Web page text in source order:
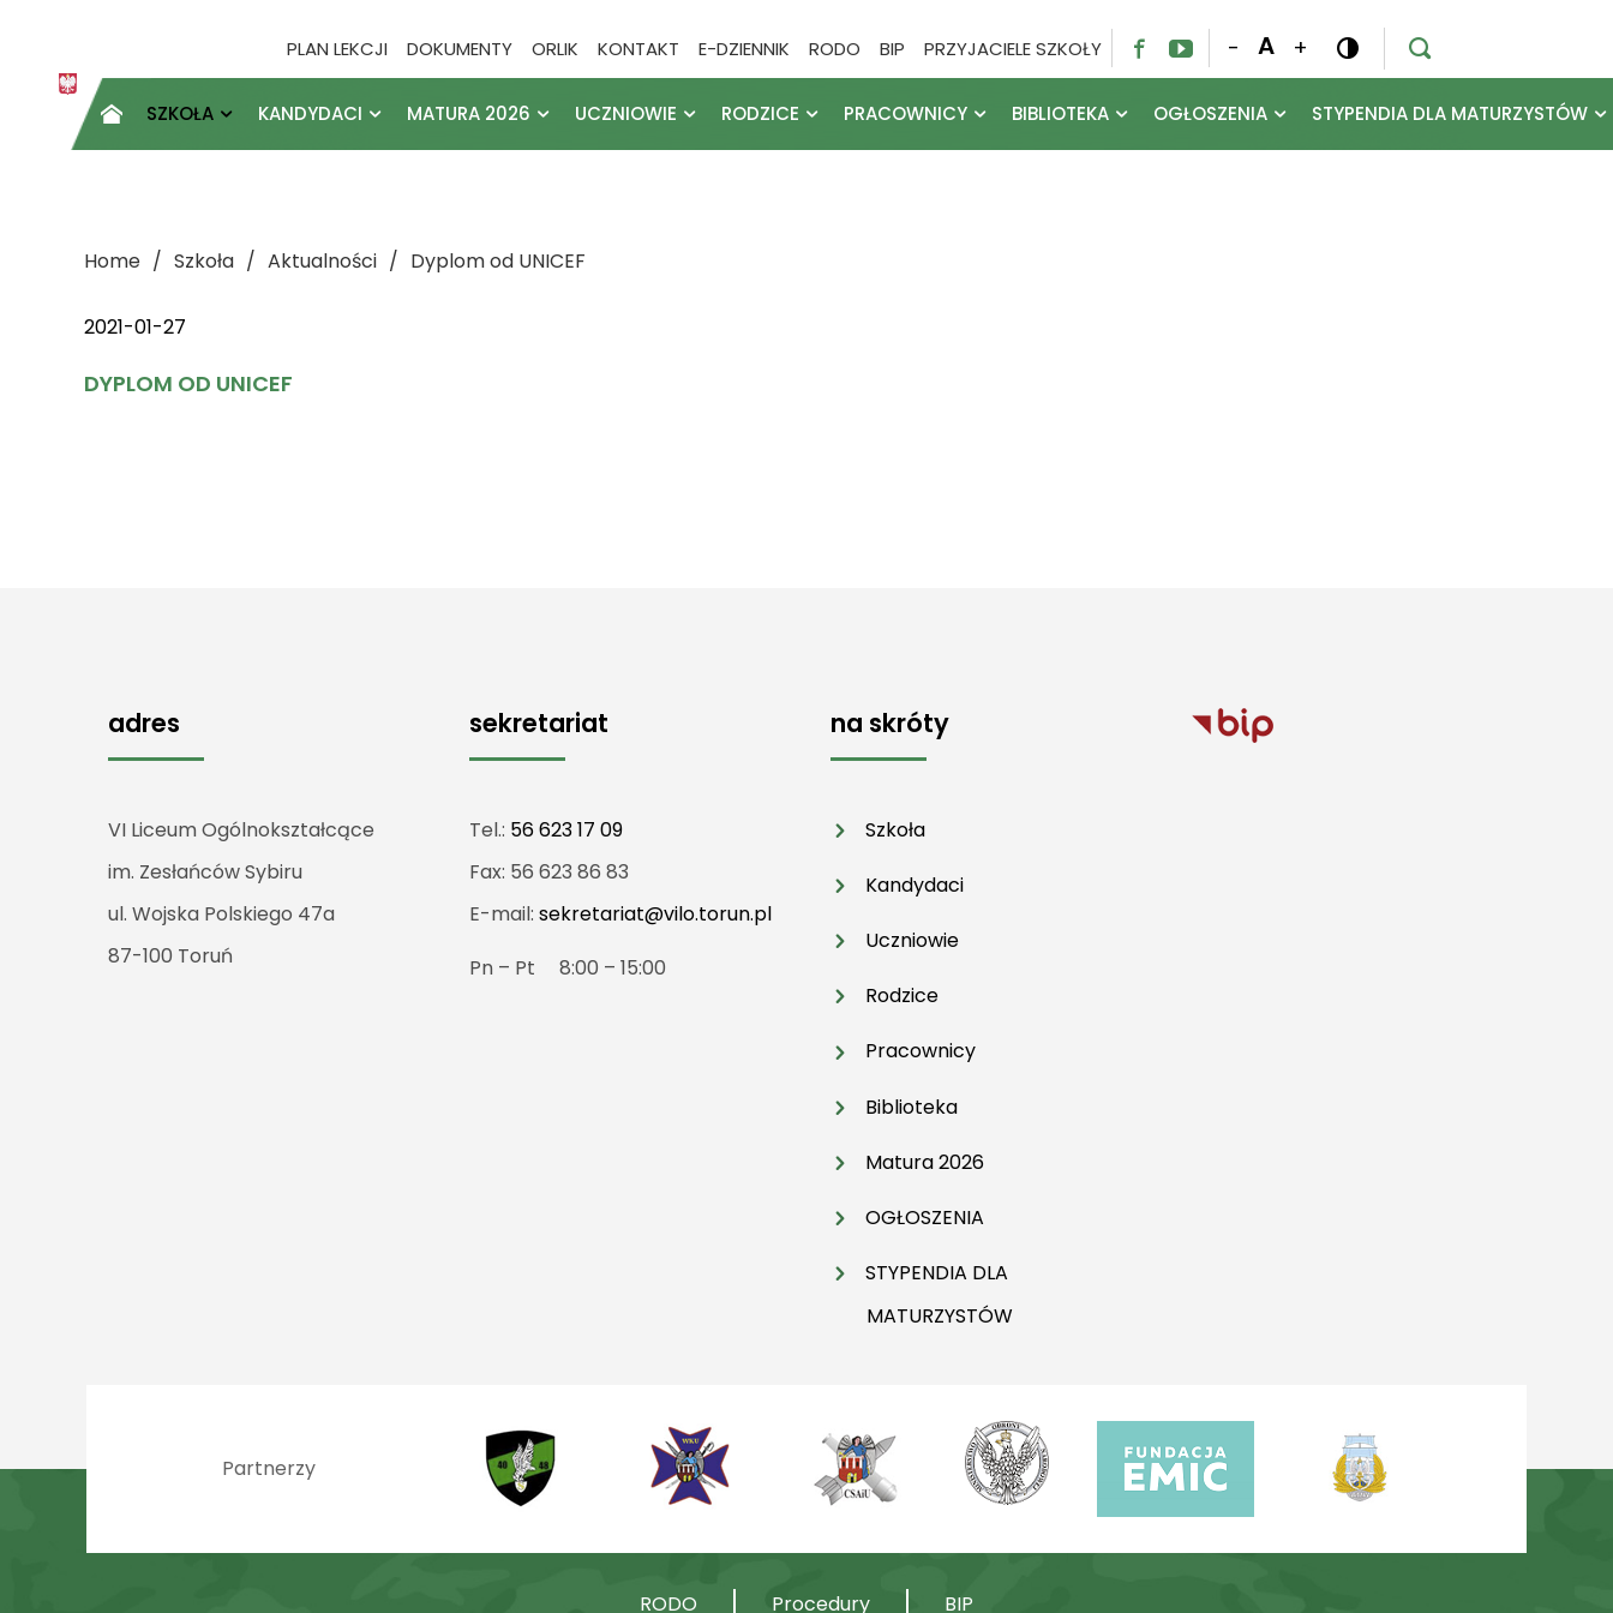
PLAN LEKCJI DOKUMENTY ORLIK KONTAKT E-DZIENNIK RODO BIP PRZYJACIELE SZKOŁY   - A +  
 SZKOŁA KANDYDACI MATURA 2026 UCZNIOWIE RODZICE PRACOWNICY BIBLIOTEKA OGŁOSZENIA STYPENDIA DLA MATURZYSTÓW
Home Szkoła Aktualności Dyplom od UNICEF
2021-01-27
DYPLOM OD UNICEF
adres
VI Liceum Ogólnokształcące
im. Zesłańców Sybiru
ul. Wojska Polskiego 47a
87-100 Toruń
sekretariat
Tel.: 56 623 17 09
Fax: 56 623 86 83
E-mail: sekretariat@vilo.torun.pl
Pn – Pt 8:00 – 15:00
na skróty
Szkoła
Kandydaci
Uczniowie
Rodzice
Pracownicy
Biblioteka
Matura 2026
OGŁOSZENIA
STYPENDIA DLA
MATURZYSTÓW
Partnerzy
RODO Procedury BIP